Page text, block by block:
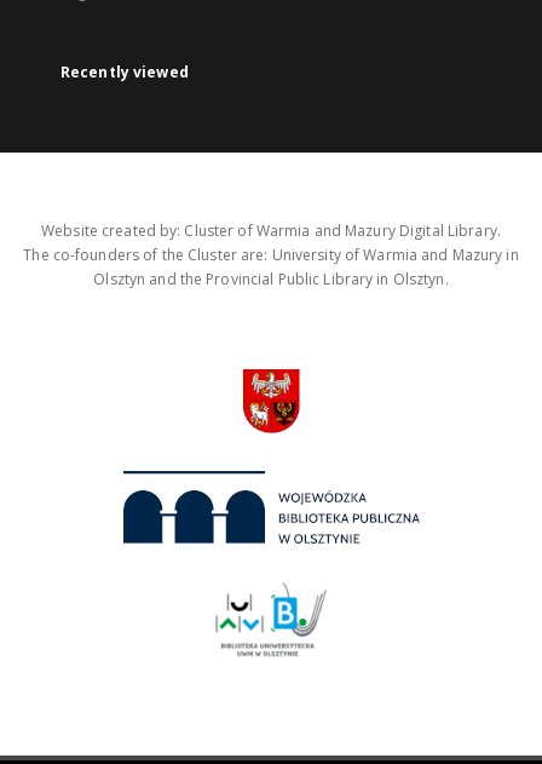
Recently viewed
Website created by: Cluster of Warmia and Mazury Digital Library.
The co-founders of the Cluster are: University of Warmia and Mazury in
Olsztyn and the Provincial Public Library in Olsztyn.